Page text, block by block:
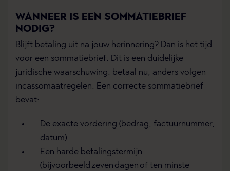
WANNEER IS EEN SOMMATIEBRIEF
NODIG?
Blijft betaling uit na jouw herinnering? Dan is het tijd
voor een sommatiebrief. Dit is een duidelijke
juridische waarschuwing: betaal nu, anders volgen
incassomaatregelen. Een correcte sommatiebrief
bevat:
De exacte vordering (bedrag, factuurnummer,
datum).
Een harde betalingstermijn
(bijvoorbeeld zeven dagen of ten minste